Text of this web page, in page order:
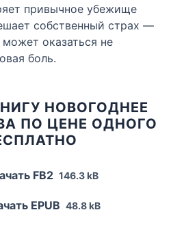
привычное убежище
собственный страх —
оказаться не
боль.
НОВОГОДНЕЕ
ПО ЦЕНЕ ОДНОГО
FB2 146.3 kB
EPUB 48.8 kB